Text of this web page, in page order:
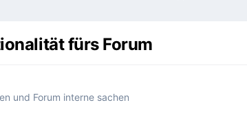
fürs Forum
und Forum interne sachen